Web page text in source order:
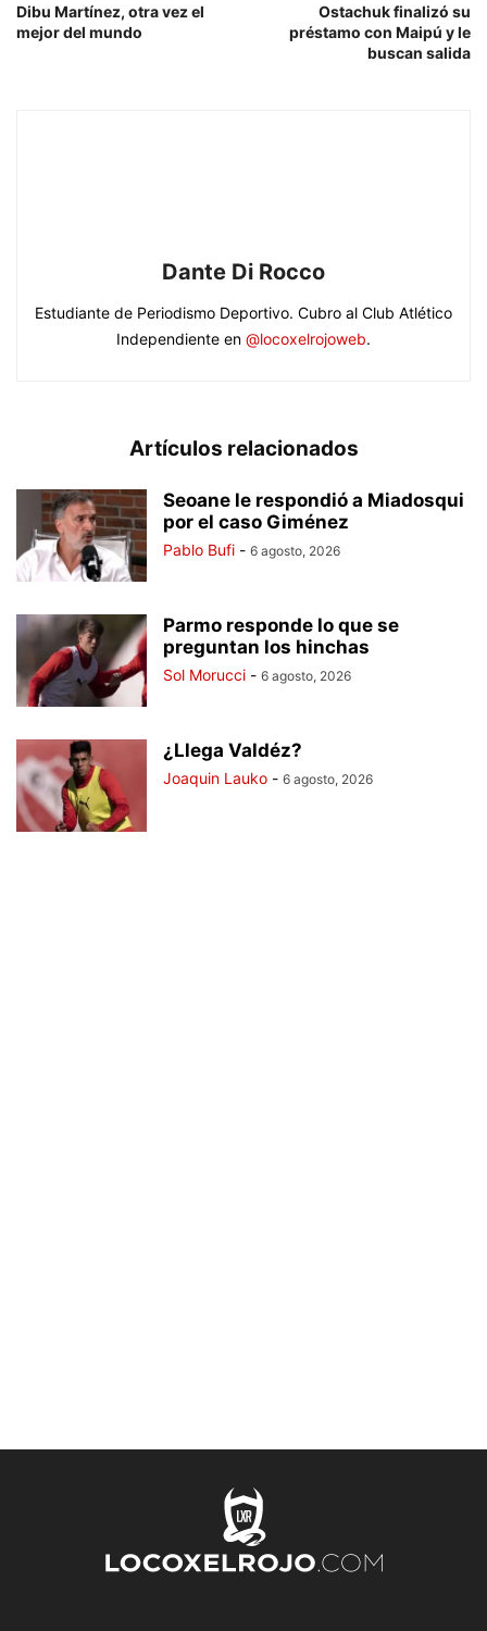
Dibu Martínez, otra vez el
mejor del mundo
Ostachuk finalizó su
préstamo con Maipú y le
buscan salida
Dante Di Rocco
Estudiante de Periodismo Deportivo. Cubro al Club Atlético
Independiente en @locoxelrojoweb.
Artículos relacionados
Seoane le respondió a Miadosqui
por el caso Giménez
Pablo Bufi - 6 agosto, 2026
Parmo responde lo que se
preguntan los hinchas
Sol Morucci - 6 agosto, 2026
¿Llega Valdéz?
Joaquin Lauko - 6 agosto, 2026